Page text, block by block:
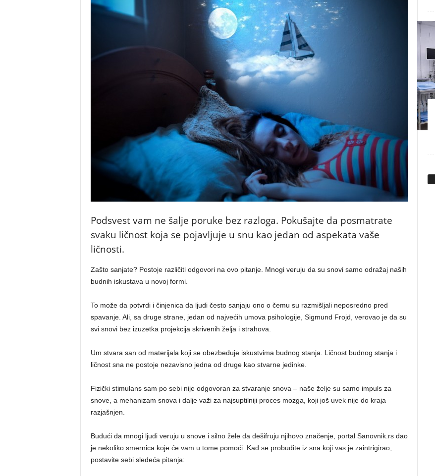
Podsvest vam ne šalje poruke bez razloga. Pokušajte da posmatrate
svaku ličnost koja se pojavljuje u snu kao jedan od aspekata vaše
ličnosti.
Zašto sanjate? Postoje različiti odgovori na ovo pitanje. Mnogi veruju da su snovi samo odražaj naših
budnih iskustava u novoj formi.
To može da potvrdi i činjenica da ljudi često sanjaju ono o čemu su razmišljali neposredno pred
spavanje. Ali, sa druge strane, jedan od najvećih umova psihologije, Sigmund Frojd, verovao je da su
svi snovi bez izuzetka projekcija skrivenih želja i strahova.
Um stvara san od materijala koji se obezbeđuje iskustvima budnog stanja. Ličnost budnog stanja i
ličnost sna ne postoje nezavisno jedna od druge kao stvarne jedinke.
Fizički stimulans sam po sebi nije odgovoran za stvaranje snova – naše želje su samo impuls za
snove, a mehanizam snova i dalje važi za najsuptilniji proces mozga, koji još uvek nije do kraja
razjašnjen.
Budući da mnogi ljudi veruju u snove i silno žele da dešifruju njihovo značenje, portal Sanovnik.rs dao
je nekoliko smernica koje će vam u tome pomoći. Kad se probudite iz sna koji vas je zaintrigirao,
postavite sebi sledeća pitanja: